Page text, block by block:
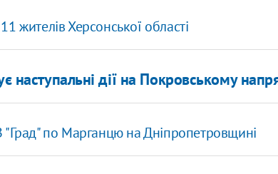
жителів Херсонської області
наступальні дії на Покровському
"Град" по Марганцю на Дніпропетровщині